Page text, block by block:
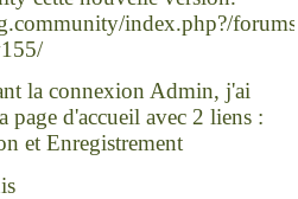
index.php?/forums
la connexion Admin, j'ai
page d'accueil avec 2 liens :
et Enregistrement